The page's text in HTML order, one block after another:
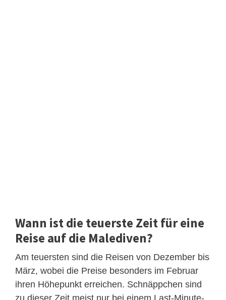
Wann ist die teuerste Zeit für eine
Reise auf die Malediven?
Am teuersten sind die Reisen von Dezember bis
März, wobei die Preise besonders im Februar
ihren Höhepunkt erreichen. Schnäppchen sind
zu dieser Zeit meist nur bei einem Last-Minute-